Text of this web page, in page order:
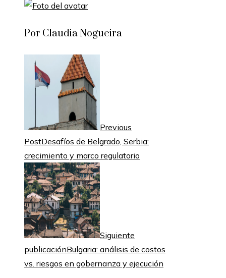
Por Claudia Nogueira
Previous
PostDesafíos de Belgrado, Serbia:
crecimiento y marco regulatorio
Siguiente
publicaciónBulgaria: análisis de costos
vs. riesgos en gobernanza y ejecución